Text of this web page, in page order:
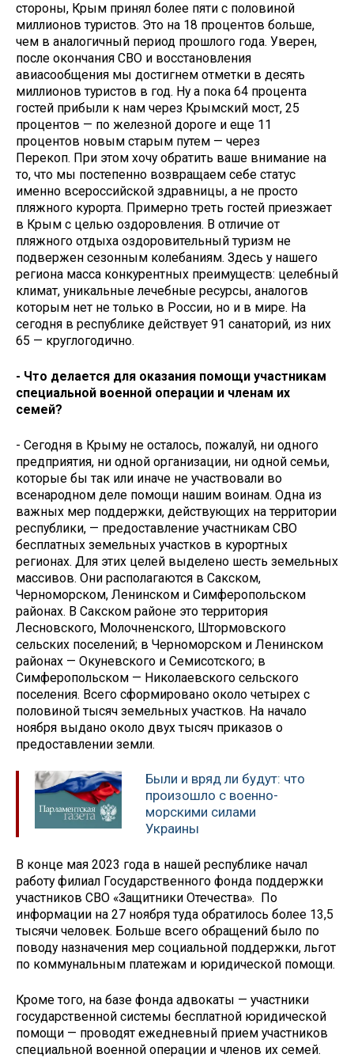
стороны, Крым принял более пяти с половиной
миллионов туристов. Это на 18 процентов больше,
чем в аналогичный период прошлого года. Уверен,
после окончания СВО и восстановления
авиасообщения мы достигнем отметки в десять
миллионов туристов в год. Ну а пока 64 процента
гостей прибыли к нам через Крымский мост, 25
процентов — по железной дороге и еще 11
процентов новым старым путем — через
Перекоп. При этом хочу обратить ваше внимание на
то, что мы постепенно возвращаем себе статус
именно всероссийской здравницы, а не просто
пляжного курорта. Примерно треть гостей приезжает
в Крым с целью оздоровления. В отличие от
пляжного отдыха оздоровительный туризм не
подвержен сезонным колебаниям. Здесь у нашего
региона масса конкурентных преимуществ: целебный
климат, уникальные лечебные ресурсы, аналогов
которым нет не только в России, но и в мире. На
сегодня в республике действует 91 санаторий, из них
65 — круглогодично.
- Что делается для оказания помощи участникам
специальной военной операции и членам их
семей?
- Сегодня в Крыму не осталось, пожалуй, ни одного
предприятия, ни одной организации, ни одной семьи,
которые бы так или иначе не участвовали во
всенародном деле помощи нашим воинам. Одна из
важных мер поддержки, действующих на территории
республики, — предоставление участникам СВО
бесплатных земельных участков в курортных
регионах. Для этих целей выделено шесть земельных
массивов. Они располагаются в Сакском,
Черноморском, Ленинском и Симферопольском
районах. В Сакском районе это территория
Лесновского, Молочненского, Штормовского
сельских поселений; в Черноморском и Ленинском
районах — Окуневского и Семисотского; в
Симферопольском — Николаевского сельского
поселения. Всего сформировано около четырех с
половиной тысяч земельных участков. На начало
ноября выдано около двух тысяч приказов о
предоставлении земли.
Были и вряд ли будут: что
произошло с военно-
морскими силами
Украины
В конце мая 2023 года в нашей республике начал
работу филиал Государственного фонда поддержки
участников СВО «Защитники Отечества». По
информации на 27 ноября туда обратилось более 13,5
тысячи человек. Больше всего обращений было по
поводу назначения мер социальной поддержки, льгот
по коммунальным платежам и юридической помощи.
Кроме того, на базе фонда адвокаты — участники
государственной системы бесплатной юридической
помощи — проводят ежедневный прием участников
специальной военной операции и членов их семей.